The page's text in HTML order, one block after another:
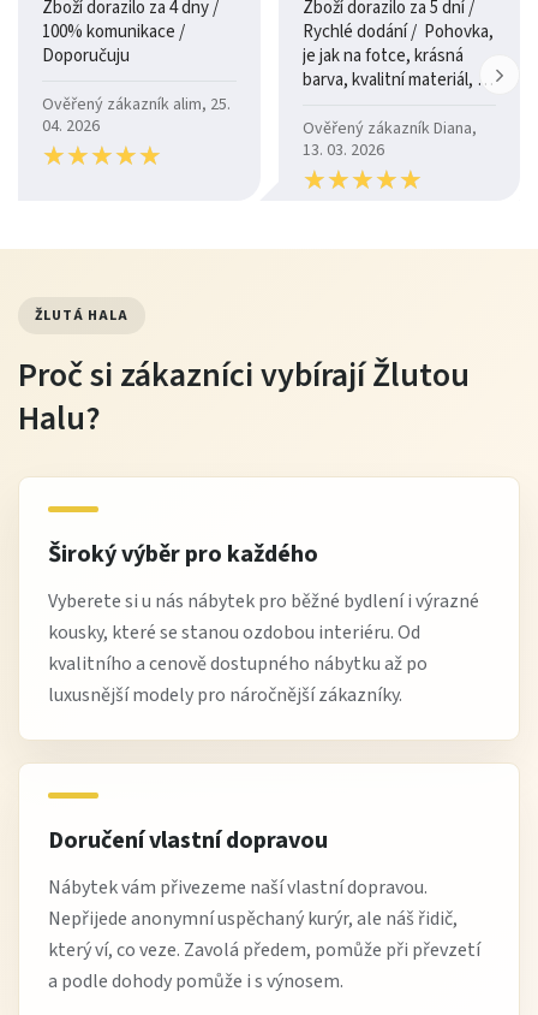
Zboží dorazilo za 4 dny /
100% komunikace /
Doporučuju
Ověřený zákazník alim, 25.
04. 2026
★★★★★
★★★★★
Zboží dorazilo za 5 dní /
Rychlé dodání / Pohovka,
je jak na fotce, krásná
barva, kvalitní materiál, a
Ověřený zákazník Diana,
13. 03. 2026
★★★★★
★★★★★
ŽLUTÁ HALA
Proč si zákazníci vybírají Žlutou
Halu?
Široký výběr pro každého
Vyberete si u nás nábytek pro běžné bydlení i výrazné
kousky, které se stanou ozdobou interiéru. Od
kvalitního a cenově dostupného nábytku až po
luxusnější modely pro náročnější zákazníky.
Doručení vlastní dopravou
Nábytek vám přivezeme naší vlastní dopravou.
Nepřijede anonymní uspěchaný kurýr, ale náš řidič,
který ví, co veze. Zavolá předem, pomůže při převzetí
a podle dohody pomůže i s výnosem.